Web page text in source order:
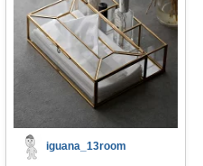
iguana_13room